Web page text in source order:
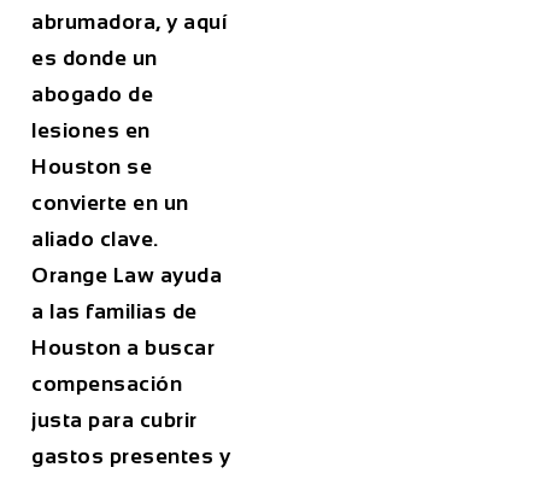
abrumadora, y aquí
es donde un
abogado de
lesiones en
Houston se
convierte en un
aliado clave.
Orange Law ayuda
a las familias de
Houston a buscar
compensación
justa para cubrir
gastos presentes y